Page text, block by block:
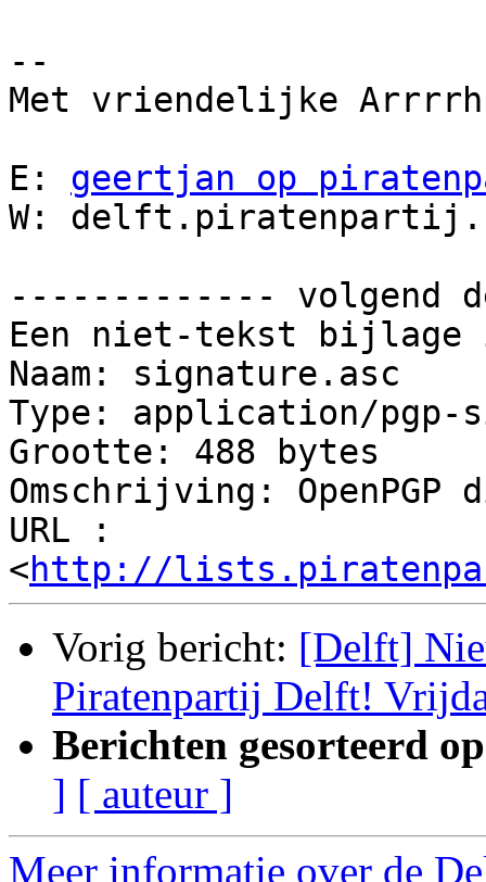
--
Met vriendelijke
E: geertjan op
W:
------------- volgend
Een niet-tekst
Naam: signature.asc
Type: application/pgp-
Grootte: 488 bytes
Omschrijving:
URL :
<http://
Vorig bericht: [Delft]
Piratenpartij Delft!
Berichten gesorteerd
] [ auteur ]
Meer informatie over de